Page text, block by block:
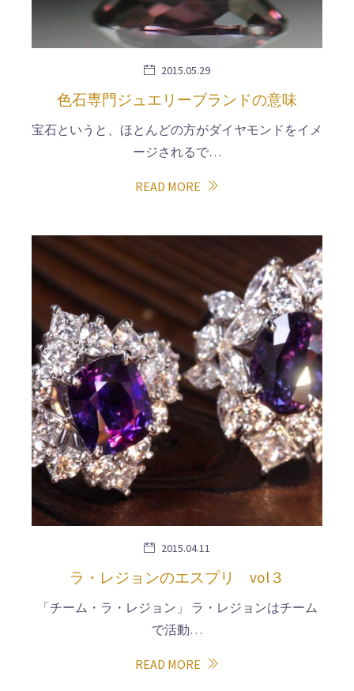
2015.05.29
色石専門ジュエリーブランドの意味
宝石というと、ほとんどの方がダイヤモンドをイメ
ージされるで…
READ MORE
2015.04.11
ラ・レジョンのエスプリ vol３
「チーム・ラ・レジョン」 ラ・レジョンはチーム
で活動…
READ MORE